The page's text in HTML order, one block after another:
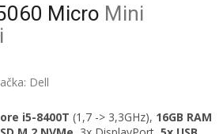
Micro Mini
Dell
i5-8400T (1,7 -> 3,3GHz), 16GB RAM